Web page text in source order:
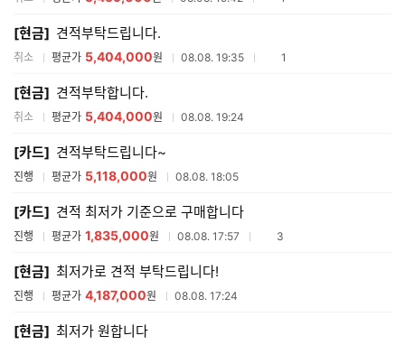
[현금] 견적부탁드립니다.
취소 평균가 5,404,000원 08.08. 19:35 참여업체수
1
[현금] 견적부탁합니다.
취소 평균가 5,404,000원 08.08. 19:24
[카드] 견적부탁드립니다~
진행 평균가 5,118,000원 08.08. 18:05
[카드] 견적 최저가 기준으로 구매합니다
진행 평균가 1,835,000원 08.08. 17:57 참여업체수
3
[현금] 최저가로 견적 부탁드립니다!
진행 평균가 4,187,000원 08.08. 17:24
[현금] 최저가 원합니다